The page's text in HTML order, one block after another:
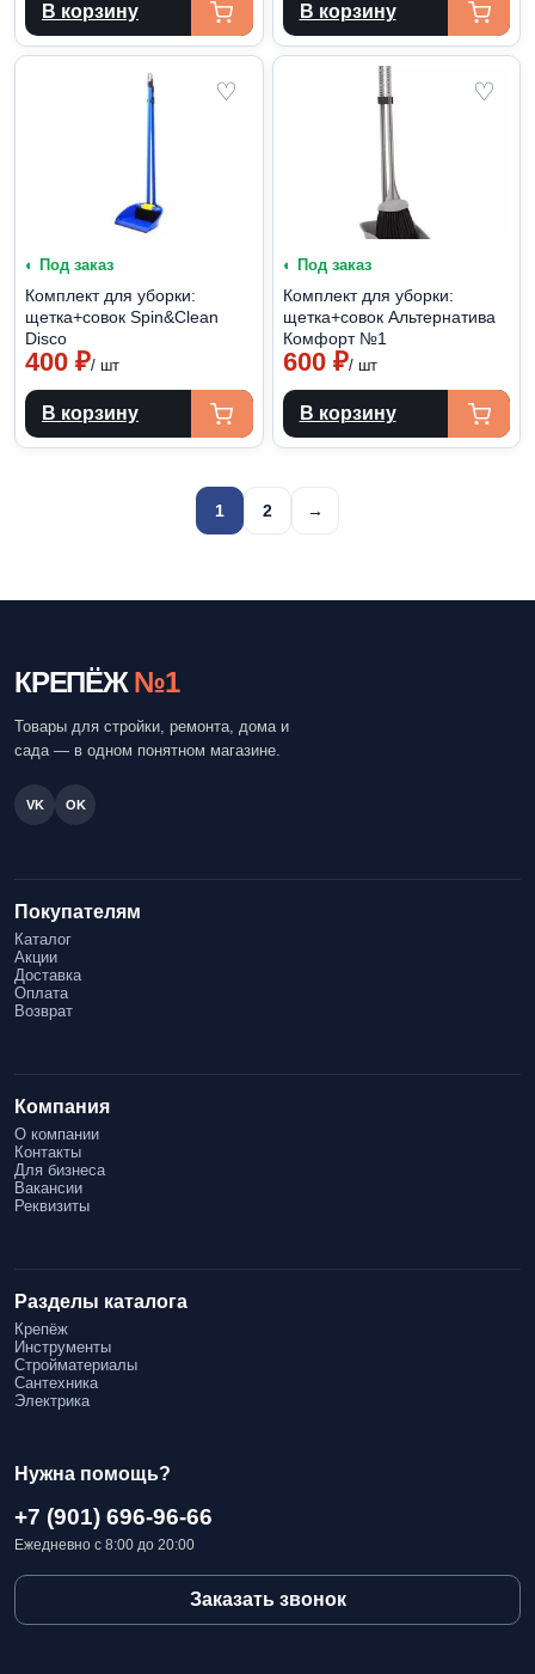
В корзину В корзину
♡
◐ Под заказ
Комплект для уборки:
щетка+совок Spin&Clean
Disco
400 ₽/ шт
В корзину
♡
◐ Под заказ
Комплект для уборки:
щетка+совок Альтернатива
Комфорт №1
600 ₽/ шт
В корзину
Пагинация
записей
1 2 →
КРЕПЁЖ №1
Товары для стройки, ремонта, дома и
сада — в одном понятном магазине.
VK OK
Покупателям
Каталог
Акции
Доставка
Оплата
Возврат
Компания
О компании
Контакты
Для бизнеса
Вакансии
Реквизиты
Разделы каталога
Крепёж
Инструменты
Стройматериалы
Сантехника
Электрика
Нужна помощь?
+7 (901) 696-96-66
Ежедневно с 8:00 до 20:00
Заказать звонок